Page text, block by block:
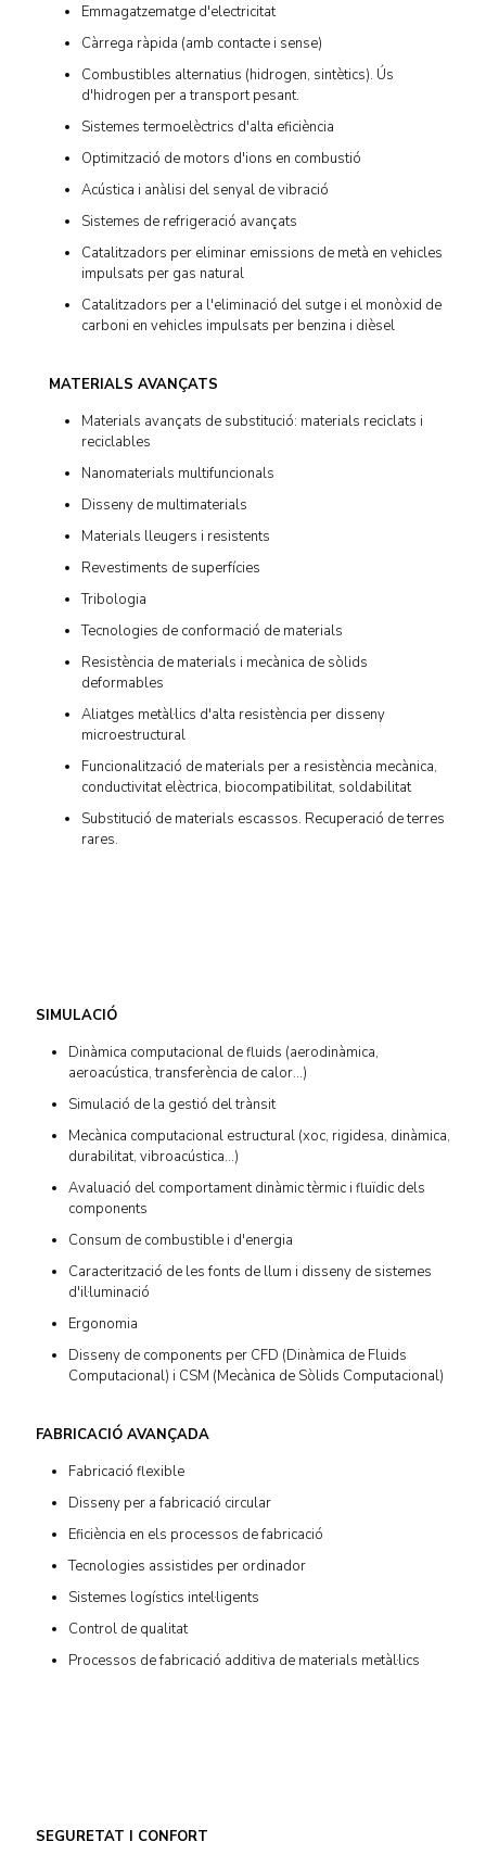
Emmagatzematge d'electricitat
Càrrega ràpida (amb contacte i sense)
Combustibles alternatius (hidrogen, sintètics). Ús
d'hidrogen per a transport pesant.
Sistemes termoelèctrics d'alta eficiència
Optimització de motors d'ions en combustió
Acústica i anàlisi del senyal de vibració
Sistemes de refrigeració avançats
Catalitzadors per eliminar emissions de metà en vehicles
impulsats per gas natural
Catalitzadors per a l'eliminació del sutge i el monòxid de
carboni en vehicles impulsats per benzina i dièsel
MATERIALS AVANÇATS
Materials avançats de substitució: materials reciclats i
reciclables
Nanomaterials multifuncionals
Disseny de multimaterials
Materials lleugers i resistents
Revestiments de superfícies
Tribologia
Tecnologies de conformació de materials
Resistència de materials i mecànica de sòlids
deformables
Aliatges metàl·lics d'alta resistència per disseny
microestructural
Funcionalització de materials per a resistència mecànica,
conductivitat elèctrica, biocompatibilitat, soldabilitat
Substitució de materials escassos. Recuperació de terres
rares.
SIMULACIÓ
Dinàmica computacional de fluids (aerodinàmica,
aeroacústica, transferència de calor...)
Simulació de la gestió del trànsit
Mecànica computacional estructural (xoc, rigidesa, dinàmica,
durabilitat, vibroacústica...)
Avaluació del comportament dinàmic tèrmic i fluïdic dels
components
Consum de combustible i d'energia
Caracterització de les fonts de llum i disseny de sistemes
d'il·luminació
Ergonomia
Disseny de components per CFD (Dinàmica de Fluids
Computacional) i CSM (Mecànica de Sòlids Computacional)
FABRICACIÓ AVANÇADA
Fabricació flexible
Disseny per a fabricació circular
Eficiència en els processos de fabricació
Tecnologies assistides per ordinador
Sistemes logístics intel·ligents
Control de qualitat
Processos de fabricació additiva de materials metàl·lics
SEGURETAT I CONFORT